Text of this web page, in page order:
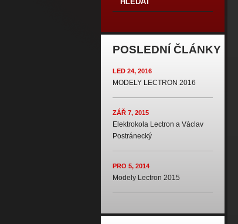
POSLEDNÍ ČLÁNKY
LED 24, 2016
MODELY LECTRON 2016
ZÁŘ 7, 2015
Elektrokola Lectron a Václav
Postránecký
PRO 5, 2014
Modely Lectron 2015